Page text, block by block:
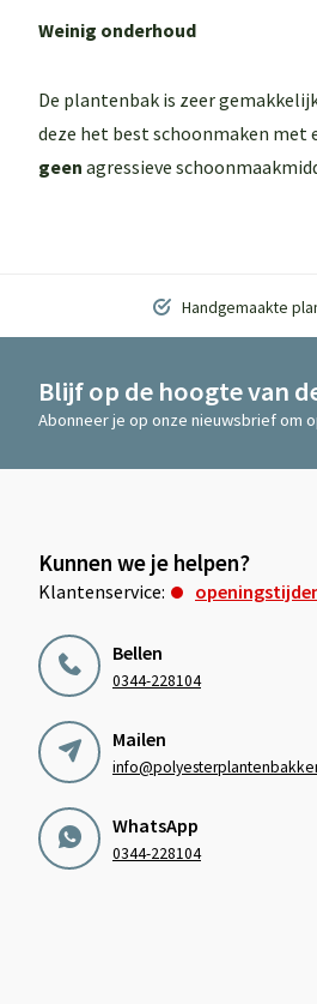
Weinig onderhoud
De plantenbak is zeer
deze het best schoonmaken met
geen agressieve
Handgemaakte
Blijf op de hoogte van
Abonneer je op onze nieuwsbrief om
Kunnen we je helpen?
Klantenservice:
Bellen
0344-228104
Mailen
WhatsApp
0344-228104